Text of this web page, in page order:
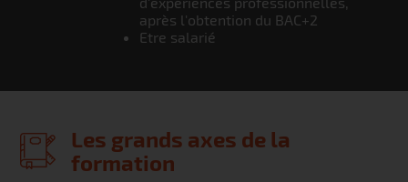
après l'obtention du BAC+2
Etre salarié
Les grands axes de la
formation